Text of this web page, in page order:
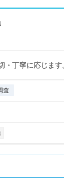
丁寧に応じます
査